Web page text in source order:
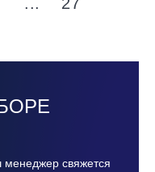
менеджер свяжется